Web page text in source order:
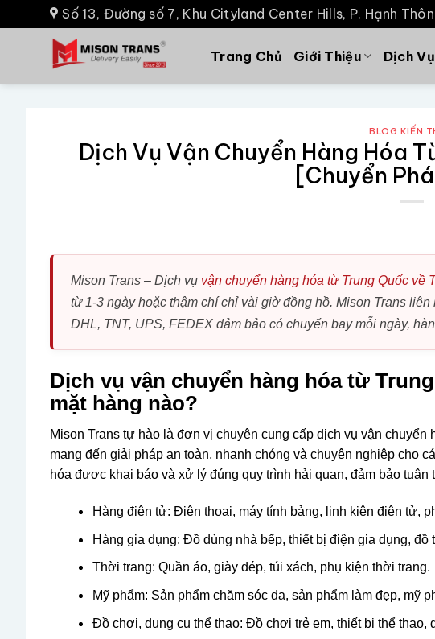
Số 13, Đường số 7, Khu Cityland Center Hills, P. Hạnh
Trang Chủ Giới Thiệu Dịch Vụ
BLOG KIẾN
Dịch Vụ Vận Chuyển Hàng Hóa
[Chuyển
Mison Trans – Dịch vụ vận chuyển hàng hóa từ Trung Quốc về
từ 1-3 ngày hoặc thậm chí chỉ vài giờ đồng hồ. Mison Trans
DHL, TNT, UPS, FEDEX đảm bảo có chuyến bay mỗi ngày,
Dịch vụ vận chuyển hàng hóa từ
mặt hàng nào?
Mison Trans tự hào là đơn vị chuyên cung cấp dịch vụ vận
mang đến giải pháp an toàn, nhanh chóng và chuyên nghiệp cho
hóa được khai báo và xử lý đúng quy trình hải quan, đảm bảo
Hàng điện tử: Điện thoại, máy tính bảng, linh kiện điện tử,
Hàng gia dụng: Đồ dùng nhà bếp, thiết bị điện gia dụng, đồ
Thời trang: Quần áo, giày dép, túi xách, phụ kiện thời trang.
Mỹ phẩm: Sản phẩm chăm sóc da, sản phẩm làm đẹp, mỹ
Đồ chơi, dụng cụ thể thao: Đồ chơi trẻ em, thiết bị thể thao,